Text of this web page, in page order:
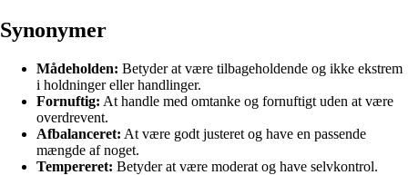
Synonymer
Mådeholden: Betyder at være tilbageholdende og ikke ekstrem
i holdninger eller handlinger.
Fornuftig: At handle med omtanke og fornuftigt uden at være
overdrevent.
Afbalanceret: At være godt justeret og have en passende
mængde af noget.
Tempereret: Betyder at være moderat og have selvkontrol.